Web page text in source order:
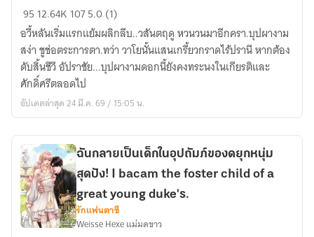
ข้า
กลาย
เป็น
สาว
ใช้
ของ
แม่ทัพ
95 12.64K 1075.0 (1)
อวี้หลันเริ่มแรกแย้มผลิกลีบ..วสันตฤดู หวนวนมาอีกครา.บุปผางาม
สง่า ชูช่อตระการตา.ทว่า วาโยนั้นแสนเกรี้ยวกราดไร้ปรานี หากต้อง
ดับสิ้นชีวี อัปราชัย...บุปผางามดอกนี้ยังคงทระนงในเกียรติและ
ศักดิ์ศรีตลอดไป
อัปเดตล่าสุด 24 มี.ค. 69 / 15:05 น.
ฉันกลายเป็นเด็กในอุปถัมภ์ของดยุกหนุ่ม
สุดปัง! I bacam the foster child of a
great young duke's.
รักแฟนตาซี
Weisse Hexe แม่มดขาว